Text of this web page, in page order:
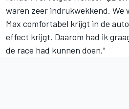
waren zeer indrukwekkend. We
Max comfortabel krijgt in de
effect krijgt. Daarom had ik
de race had kunnen doen."